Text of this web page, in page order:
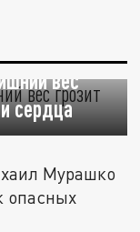
вес
сердца
Мурашко
опасных